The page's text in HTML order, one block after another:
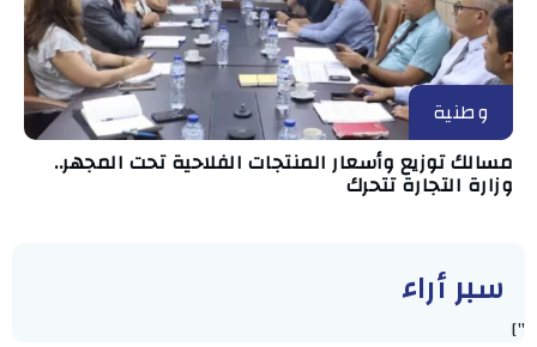
وطنية
مسالك توزيع وأسعار المنتجات الفلاحية تحت المجهر..
وزارة التجارة تتحرك
سبر أراء
"]